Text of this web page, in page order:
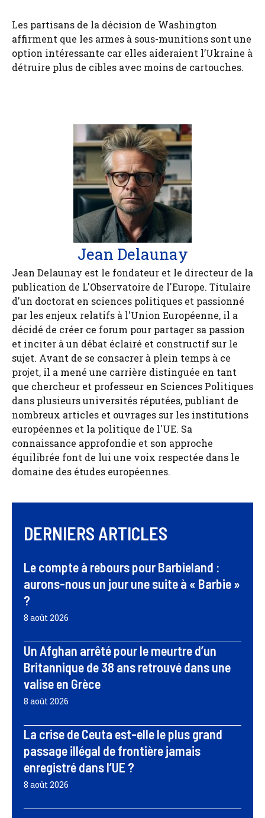
Les partisans de la décision de Washington
affirment que les armes à sous-munitions sont une
option intéressante car elles aideraient l’Ukraine à
détruire plus de cibles avec moins de cartouches.
Jean Delaunay
Jean Delaunay est le fondateur et le directeur de la
publication de L'Observatoire de l'Europe. Titulaire
d'un doctorat en sciences politiques et passionné
par les enjeux relatifs à l'Union Européenne, il a
décidé de créer ce forum pour partager sa passion
et inciter à un débat éclairé et constructif sur le
sujet. Avant de se consacrer à plein temps à ce
projet, il a mené une carrière distinguée en tant
que chercheur et professeur en Sciences Politiques
dans plusieurs universités réputées, publiant de
nombreux articles et ouvrages sur les institutions
européennes et la politique de l'UE. Sa
connaissance approfondie et son approche
équilibrée font de lui une voix respectée dans le
domaine des études européennes.
DERNIERS ARTICLES
Le compte à rebours pour Barbieland :
aurons-nous un jour une suite à « Barbie »
?
8 août 2026
Un Afghan arrêté pour le meurtre d’un
Britannique de 38 ans retrouvé dans une
valise en Grèce
8 août 2026
La crise de Ceuta est-elle le plus grand
passage illégal de frontière jamais
enregistré dans l’UE ?
8 août 2026